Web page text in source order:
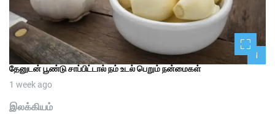
1
தேனுடன் பூண்டு சாப்பிட்டால் நம் உடல் பெறும் நன்மைகள்
1 week ago
இலக்கியம்